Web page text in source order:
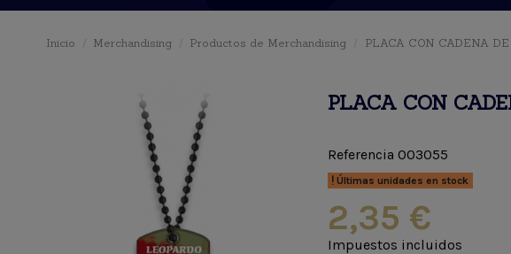
Inicio Merchandising Productos de Merchandising PLACA CON CADENA
PLACA CON
Referencia 003055
Últimas unidades en stock
2,35 €
Impuestos incluidos